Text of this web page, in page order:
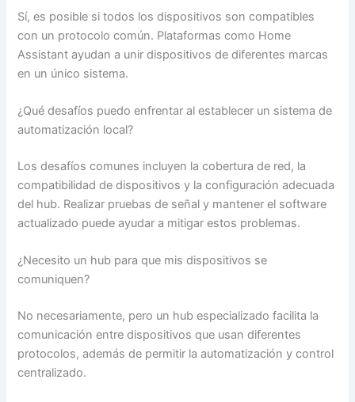
Sí, es posible si todos los dispositivos son compatibles
con un protocolo común. Plataformas como Home
Assistant ayudan a unir dispositivos de diferentes marcas
en un único sistema.
¿Qué desafíos puedo enfrentar al establecer un sistema de
automatización local?
Los desafíos comunes incluyen la cobertura de red, la
compatibilidad de dispositivos y la configuración adecuada
del hub. Realizar pruebas de señal y mantener el software
actualizado puede ayudar a mitigar estos problemas.
¿Necesito un hub para que mis dispositivos se
comuniquen?
No necesariamente, pero un hub especializado facilita la
comunicación entre dispositivos que usan diferentes
protocolos, además de permitir la automatización y control
centralizado.